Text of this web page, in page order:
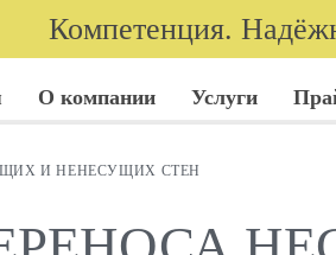
Компетенция.
О компании Услуги
И НЕНЕСУЩИХ СТЕН